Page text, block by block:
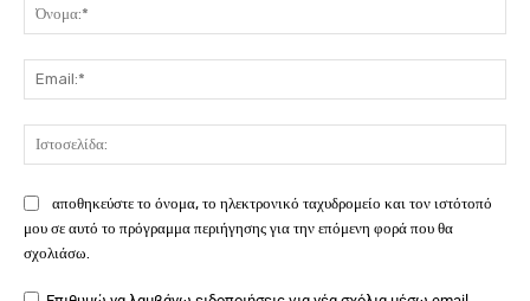
αποθηκεύστε το όνομα, το ηλεκτρονικό ταχυδρομείο και τον ιστότοπό
μου σε αυτό το πρόγραμμα περιήγησης για την επόμενη φορά που θα
σχολιάσω.